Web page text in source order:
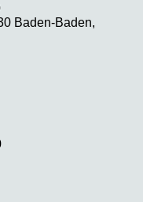
Baden-Baden,